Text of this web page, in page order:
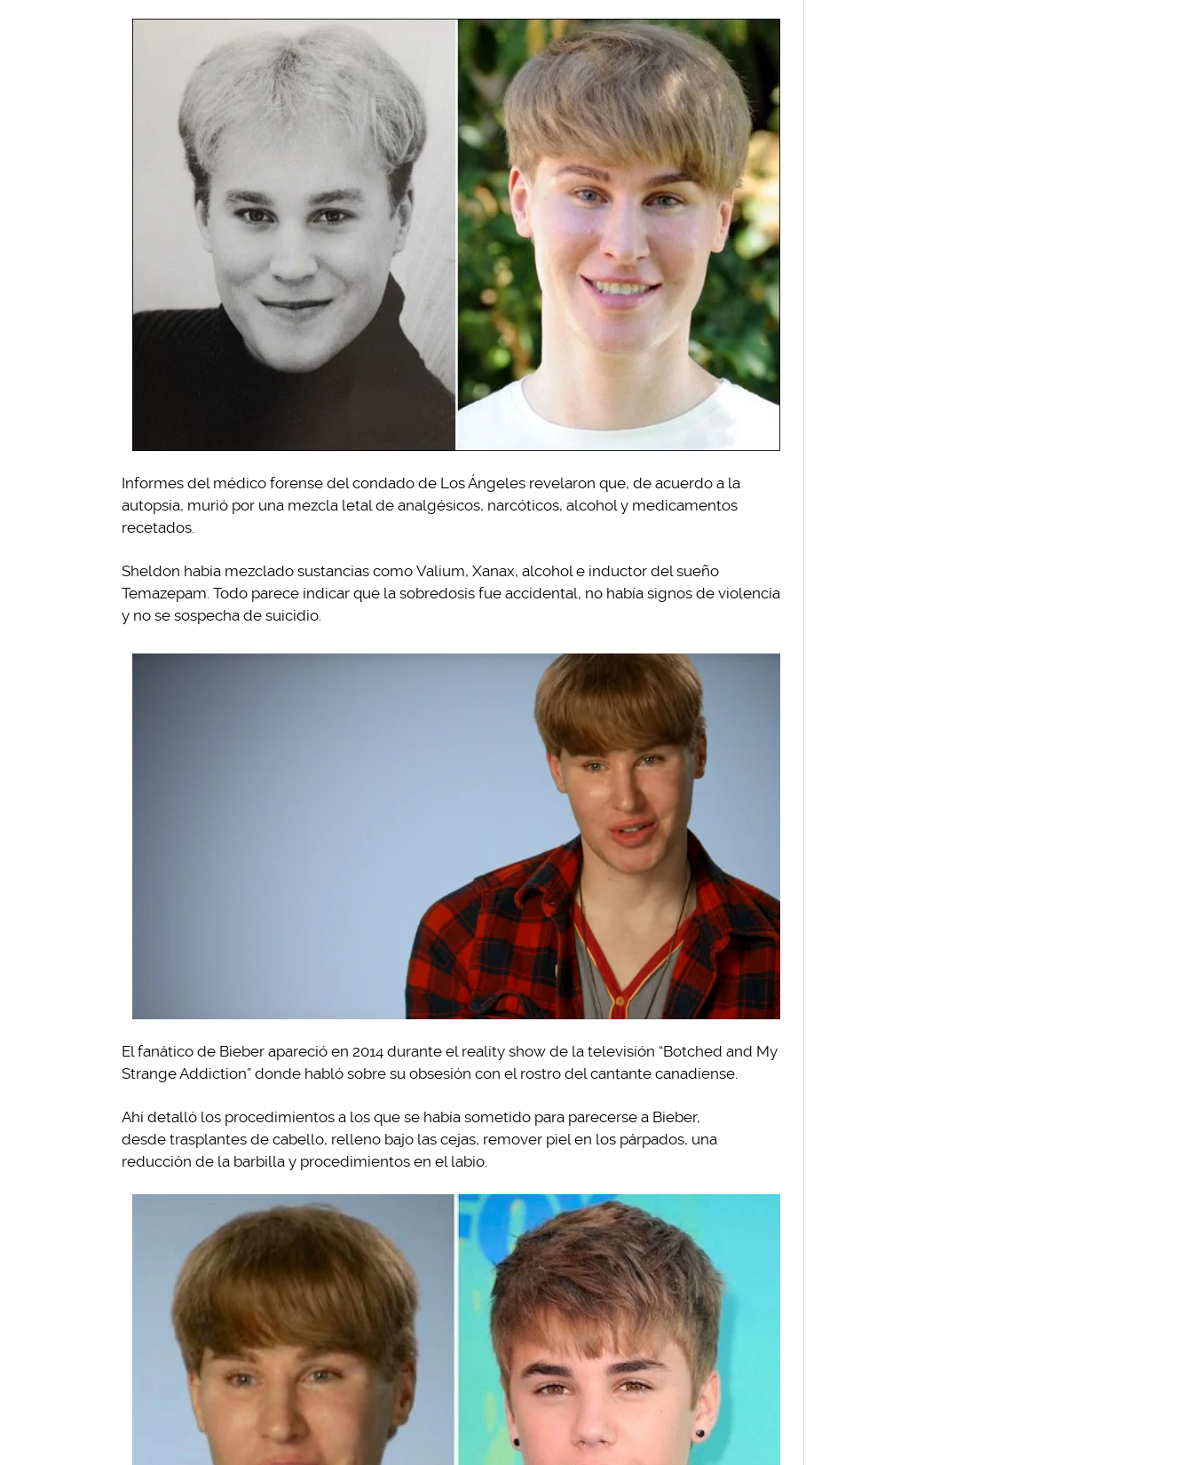
Informes del médico forense del condado de Los Ángeles revelaron que, de acuerdo a la
autopsia, murió por una mezcla letal de analgésicos, narcóticos, alcohol y medicamentos
recetados.
Sheldon había mezclado sustancias como Valium, Xanax, alcohol e inductor del sueño
Temazepam. Todo parece indicar que la sobredosis fue accidental, no había signos de violencia
y no se sospecha de suicidio.
El fanático de Bieber apareció en 2014 durante el reality show de la televisión “Botched and My
Strange Addiction” donde habló sobre su obsesión con el rostro del cantante canadiense.
Ahí detalló los procedimientos a los que se había sometido para parecerse a Bieber,
desde trasplantes de cabello, relleno bajo las cejas, remover piel en los párpados, una
reducción de la barbilla y procedimientos en el labio.